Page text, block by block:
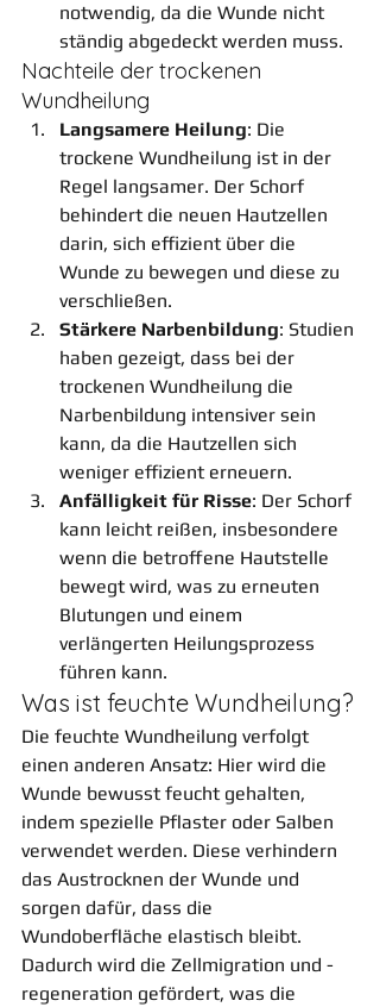
notwendig, da die Wunde nicht
ständig abgedeckt werden muss.
Nachteile der trockenen
Wundheilung
Langsamere Heilung: Die
trockene Wundheilung ist in der
Regel langsamer. Der Schorf
behindert die neuen Hautzellen
darin, sich effizient über die
Wunde zu bewegen und diese zu
verschließen.
Stärkere Narbenbildung: Studien
haben gezeigt, dass bei der
trockenen Wundheilung die
Narbenbildung intensiver sein
kann, da die Hautzellen sich
weniger effizient erneuern.
Anfälligkeit für Risse: Der Schorf
kann leicht reißen, insbesondere
wenn die betroffene Hautstelle
bewegt wird, was zu erneuten
Blutungen und einem
verlängerten Heilungsprozess
führen kann.
Was ist feuchte Wundheilung?
Die feuchte Wundheilung verfolgt
einen anderen Ansatz: Hier wird die
Wunde bewusst feucht gehalten,
indem spezielle Pflaster oder Salben
verwendet werden. Diese verhindern
das Austrocknen der Wunde und
sorgen dafür, dass die
Wundoberfläche elastisch bleibt.
Dadurch wird die Zellmigration und -
regeneration gefördert, was die